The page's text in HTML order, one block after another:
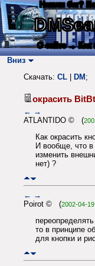
Нашли баг?
О сайте → Как
Вниз
Скачать: CL DM ;
окрасить
← →
ATLANTIDO © (
Как окрасить
И вообще, что в
изменить
нет) ?
← →
Poirot © (2002-04-
то в принципе
для кнопки и